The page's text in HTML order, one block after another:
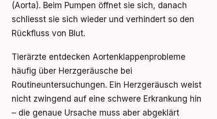
(Aorta). Beim Pumpen öffnet sie sich, danach
schliesst sie sich wieder und verhindert so den
Rückfluss von Blut.
Tierärzte entdecken Aortenklappenprobleme
häufig über Herzgeräusche bei
Routineuntersuchungen. Ein Herzgeräusch weist
nicht zwingend auf eine schwere Erkrankung hin
– die genaue Ursache muss aber abgeklärt